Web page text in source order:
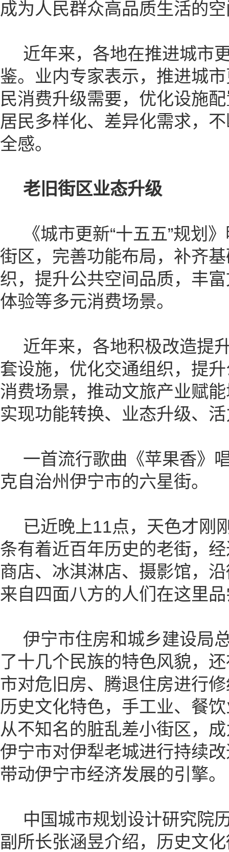
成为人民群众高品质生活的
近年来，各地在推进城市
鉴。业内专家表示，推进城
民消费升级需要，优化设施
居民多样化、差异化需求，
全感。
老旧街区业态升级
《城市更新“十五五”规划
街区，完善功能布局，补齐
织，提升公共空间品质，丰
体验等多元消费场景。
近年来，各地积极改造提
套设施，优化交通组织，提
消费场景，推动文旅产业赋
实现功能转换、业态升级、
一首流行歌曲《苹果香》
克自治州伊宁市的六星街。
已近晚上11点，天色才刚
条有着近百年历史的老街，
商店、冰淇淋店、摄影馆，
来自四面八方的人们在这里
伊宁市住房和城乡建设局
了十几个民族的特色风貌，
市对危旧房、腾退住房进行
历史文化特色，手工业、餐
从不知名的脏乱差小街区，
伊宁市对伊犁老城进行持续
带动伊宁市经济发展的引擎。
中国城市规划设计研究院
副所长张涵昱介绍，历史文